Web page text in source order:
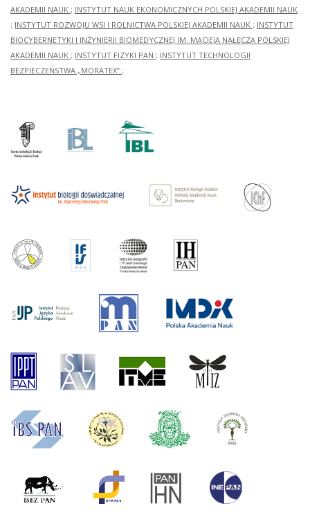
AKADEMII NAUK ; INSTYTUT NAUK EKONOMICZNYCH POLSKIEJ AKADEMII NAUK
; INSTYTUT ROZWOJU WSI I ROLNICTWA POLSKIEJ AKADEMII NAUK ; INSTYTUT
BIOCYBERNETYKI I INŻYNIERII BIOMEDYCZNEJ IM. MACIEJA NAŁĘCZA POLSKIEJ
AKADEMII NAUK ; INSTYTUT FIZYKI PAN ; INSTYTUT TECHNOLOGII
BEZPIECZEŃSTWA „MORATEX” ;